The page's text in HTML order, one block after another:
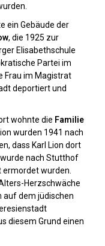
ein Gebäude der
, die 1925 zur
Elisabethschule
Partei im
Frau im Magistrat
deportiert und
wohnte die Familie
wurden 1941 nach
dass Karl Lion dort
nach Stutthof
wurden.
Herzschwäche
auf dem jüdischen
diesem Grund einen